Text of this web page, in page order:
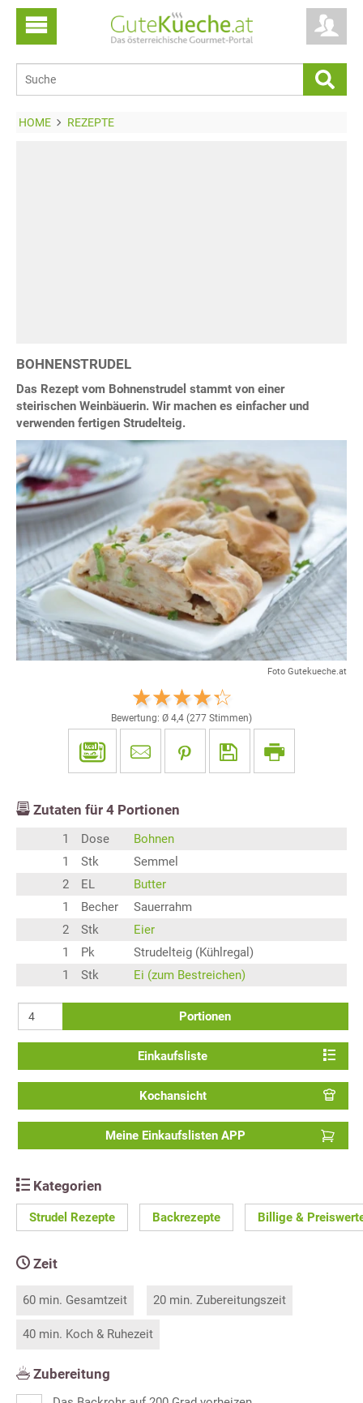
HOME REZEPTE
BOHNENSTRUDEL
Das Rezept vom Bohnenstrudel stammt von einer
steirischen Weinbäuerin. Wir machen es einfacher und
verwenden fertigen Strudelteig.
Foto Gutekueche.at
Bewertung: Ø 4,4 (277 Stimmen)
Zutaten für 4 Portionen
1 Dose
Bohnen
1
Stk
Semmel
2
EL
Butter
1
Becher
Sauerrahm
2
Stk
Eier
1
Pk
Strudelteig (Kühlregal)
1
Stk Ei (zum Bestreichen)
Portionen
Einkaufsliste
Kochansicht
Meine Einkaufslisten APP
Kategorien
Strudel Rezepte Backrezepte Billige &
Zeit
60 min. Gesamtzeit 20 min. Zubereitungszeit
40 min. Koch & Ruhezeit
Zubereitung